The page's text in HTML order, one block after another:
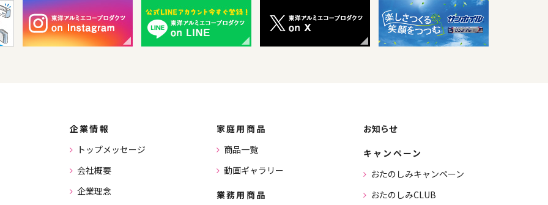
企業情報
トップメッセージ
会社概要
企業理念
家庭用商品
商品一覧
動画ギャラリー
業務用商品
お知らせ
キャンペーン
おたのしみキャンペーン
おたのしみCLUB